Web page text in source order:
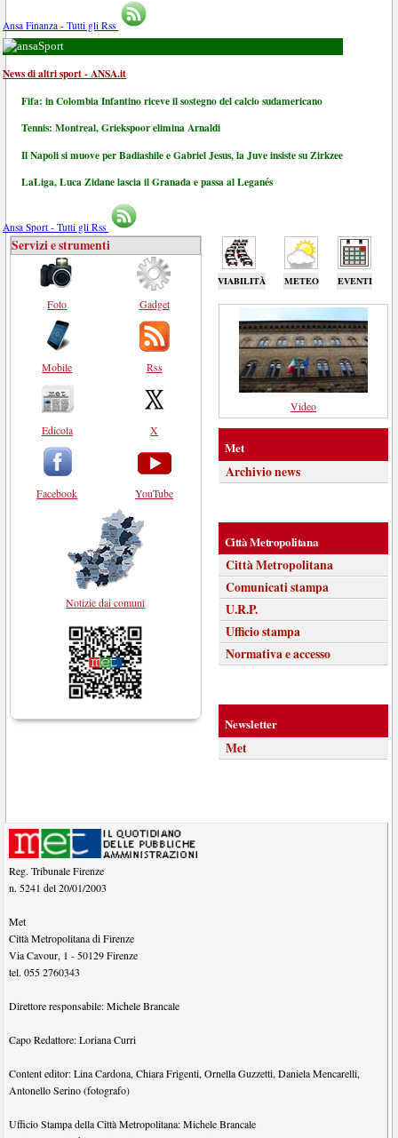
Ansa Finanza - Tutti gli Rss
Sport
News di altri sport - ANSA.it
Fifa: in Colombia Infantino riceve il sostegno del calcio sudamericano
Tennis: Montreal, Griekspoor elimina Arnaldi
Il Napoli si muove per Badiashile e Gabriel Jesus, la Juve insiste su Zirkzee
LaLiga, Luca Zidane lascia il Granada e passa al Leganés
Ansa Sport - Tutti gli Rss
VIABILITÀ METEO EVENTI
Servizi e strumenti
Foto
Mobile
Edicola
Facebook
Gadget
Rss
X
YouTube
Notizie dai comuni
Video
Met
Archivio news
Città Metropolitana
Città Metropolitana
Comunicati stampa
U.R.P.
Ufficio stampa
Normativa e accesso
Newsletter
Met
Reg. Tribunale Firenze
n. 5241 del 20/01/2003
Met
Città Metropolitana di Firenze
Via Cavour, 1 -50129 Firenze
tel.055 2760343
Direttore responsabile:Michele Brancale
Capo Redattore:Loriana Curri
Content editor:Lina Cardona,Chiara Frigenti,Ornella Guzzetti,Daniela Mencarelli,
Antonello Serino (fotografo)
Ufficio Stampa della Città Metropolitana:Michele Brancale